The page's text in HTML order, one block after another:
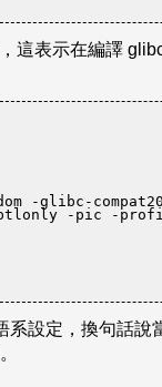
這表示在編譯
-glibc-
設定，換句話說